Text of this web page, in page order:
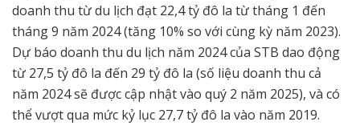
doanh thu từ du lịch đạt 22,4 tỷ đô la từ tháng 1 đến
tháng 9 năm 2024 (tăng 10% so với cùng kỳ năm 2023).
Dự báo doanh thu du lịch năm 2024 của STB dao động
từ 27,5 tỷ đô la đến 29 tỷ đô la (số liệu doanh thu cả
năm 2024 sẽ được cập nhật vào quý 2 năm 2025), và có
thể vượt qua mức kỷ lục 27,7 tỷ đô la vào năm 2019.